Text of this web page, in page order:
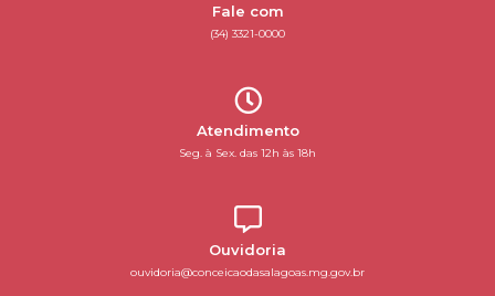
Fale com
(34) 3321-0000
Atendimento
Seg. à Sex. das 12h às 18h
Ouvidoria
ouvidoria@conceicaodasalagoas.mg.gov.br